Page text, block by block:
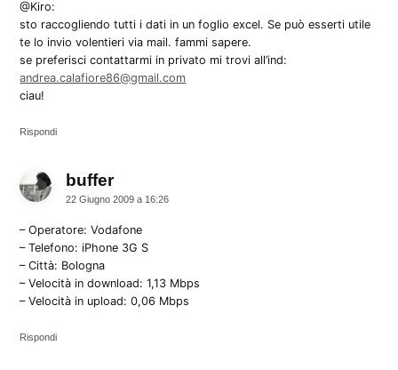
@Kiro:
sto raccogliendo tutti i dati in un foglio excel. Se può esserti utile
te lo invio volentieri via mail. fammi sapere.
se preferisci contattarmi in privato mi trovi all’ind:
andrea.calafiore86@gmail.com
ciau!
Rispondi
bufferdice:
22 Giugno 2009 a 16:26
– Operatore: Vodafone
– Telefono: iPhone 3G S
– Città: Bologna
– Velocità in download: 1,13 Mbps
– Velocità in upload: 0,06 Mbps
Rispondi